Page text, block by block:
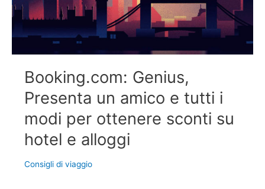
Booking.com: Genius,
Presenta un amico e tutti i
modi per ottenere sconti su
hotel e alloggi
Consigli di viaggio